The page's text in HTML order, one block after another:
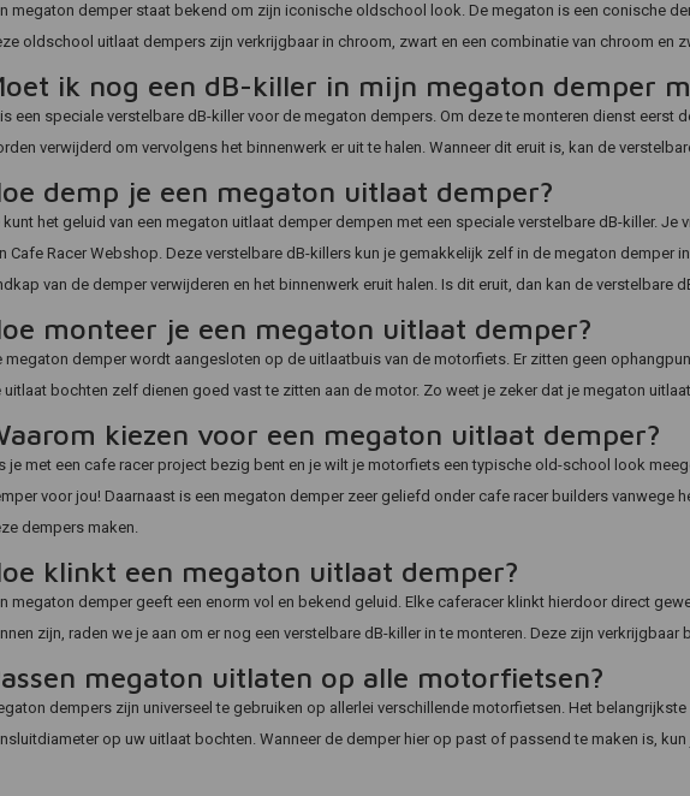
megaton demper staat bekend om zijn iconische oldschool look. De megaton is een conische
oldschool uitlaat dempers zijn verkrijgbaar in chroom, zwart en een combinatie van chroom en
ik nog een dB-killer in mijn megaton demper
is een speciale verstelbare dB-killer voor de megaton dempers. Om deze te monteren dienst eerst
verwijderd om vervolgens het binnenwerk er uit te halen. Wanneer dit eruit is, kan de
demp je een megaton uitlaat demper?
kunt het geluid van een megaton uitlaat demper dempen met een speciale verstelbare dB-killer. Je
Cafe Racer Webshop. Deze verstelbare dB-killers kun je gemakkelijk zelf in de megaton demper
van de demper verwijderen en het binnenwerk eruit halen. Is dit eruit, dan kan de verstelbare
monteer je een megaton uitlaat demper?
megaton demper wordt aangesloten op de uitlaatbuis van de motorfiets. Er zitten geen
uitlaat bochten zelf dienen goed vast te zitten aan de motor. Zo weet je zeker dat je megaton
kiezen voor een megaton uitlaat demper?
je met een cafe racer project bezig bent en je wilt je motorfiets een typische old-school look
voor jou! Daarnaast is een megaton demper zeer geliefd onder cafe racer builders vanwege
dempers maken.
klinkt een megaton uitlaat demper?
megaton demper geeft een enorm vol en bekend geluid. Elke caferacer klinkt hierdoor direct
zijn, raden we je aan om er nog een verstelbare dB-killer in te monteren. Deze zijn verkrijgbaar
megaton uitlaten op alle motorfietsen?
dempers zijn universeel te gebruiken op allerlei verschillende motorfietsen. Het
op uw uitlaat bochten. Wanneer de demper hier op past of passend te maken is,